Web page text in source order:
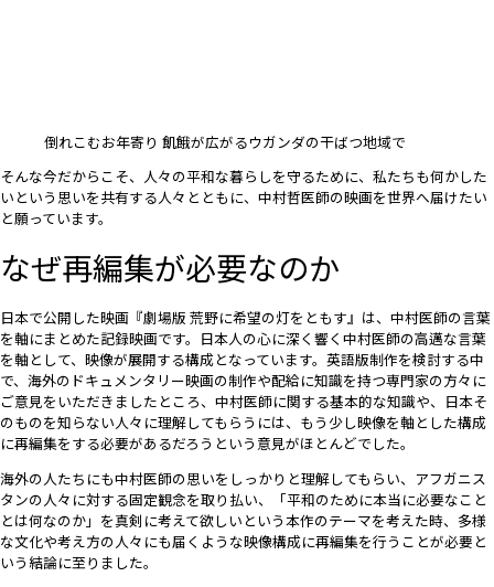
倒れこむお年寄り 飢餓が広がるウガンダの干ばつ地域で
そんな今だからこそ、人々の平和な暮らしを守るために、私たちも何かした
いという思いを共有する人々とともに、中村哲医師の映画を世界へ届けたい
と願っています。
なぜ再編集が必要なのか
日本で公開した映画『劇場版 荒野に希望の灯をともす』は、中村医師の言葉
を軸にまとめた記録映画です。日本人の心に深く響く中村医師の高邁な言葉
を軸として、映像が展開する構成となっています。英語版制作を検討する中
で、海外のドキュメンタリー映画の制作や配給に知識を持つ専門家の方々に
ご意見をいただきましたところ、中村医師に関する基本的な知識や、日本そ
のものを知らない人々に理解してもらうには、もう少し映像を軸とした構成
に再編集をする必要があるだろうという意見がほとんどでした。
海外の人たちにも中村医師の思いをしっかりと理解してもらい、アフガニス
タンの人々に対する固定観念を取り払い、「平和のために本当に必要なこと
とは何なのか」を真剣に考えて欲しいという本作のテーマを考えた時、多様
な文化や考え方の人々にも届くような映像構成に再編集を行うことが必要と
いう結論に至りました。